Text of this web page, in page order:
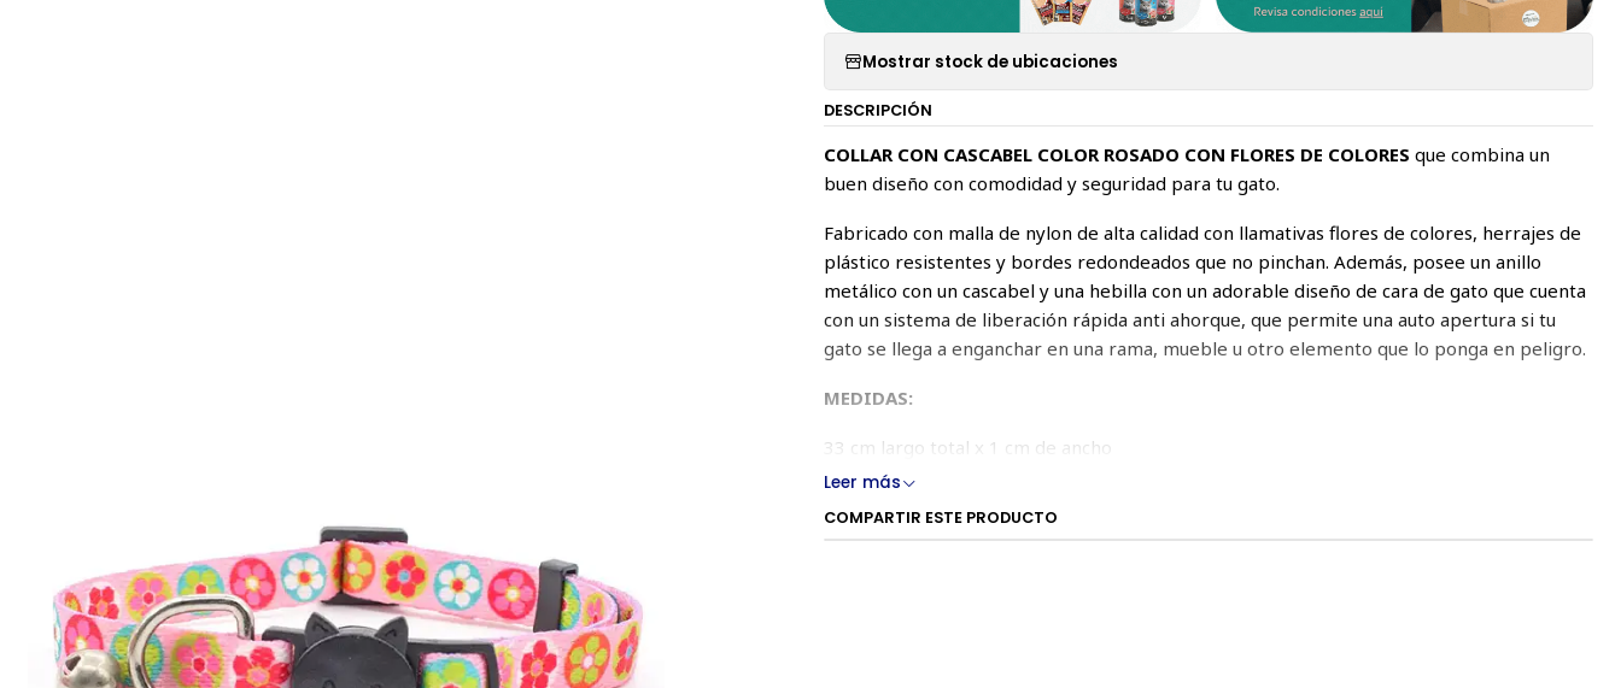
Mostrar stock de ubicaciones
DESCRIPCIÓN
COLLAR CON CASCABEL COLOR ROSADO CON FLORES DE COLORES que combina un
buen diseño con comodidad y seguridad para tu gato.
Fabricado con malla de nylon de alta calidad con llamativas flores de colores, herrajes de
plástico resistentes y bordes redondeados que no pinchan. Además, posee un anillo
metálico con un cascabel y una hebilla con un adorable diseño de cara de gato que cuenta
con un sistema de liberación rápidaanti ahorque, que permite una auto apertura si tu
gato se llega a enganchar en una rama, mueble u otro elemento que lo ponga en peligro.
MEDIDAS:
33 cm largo total x 1 cm de ancho
Leer más
COMPARTIR ESTE PRODUCTO